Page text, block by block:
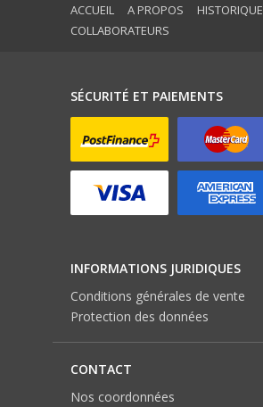
ACCUEIL A PROPOS
HISTORIQUE
COLLABORATEURS
SÉCURITÉ ET PAIEMENTS
INFORMATIONS JURIDIQUES
Conditions générales de vente
Protection des données
CONTACT
Nos coordonnées